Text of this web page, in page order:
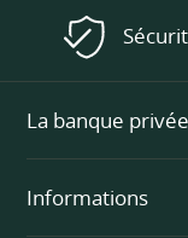
La banque privée
Informations